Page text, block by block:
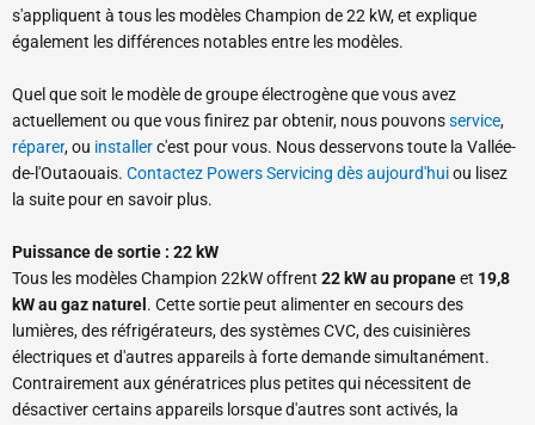
s'appliquent à tous les modèles Champion de 22 kW, et explique
également les différences notables entre les modèles.
Quel que soit le modèle de groupe électrogène que vous avez
actuellement ou que vous finirez par obtenir, nous pouvonsservice,
réparer, ou installerc'est pour vous. Nous desservons toute la Vallée-
de-l'Outaouais. Contactez Powers Servicing dès aujourd'huiou lisez
la suite pour en savoir plus.
Puissance de sortie : 22 kW
Tous les modèles Champion 22kW offrent 22 kW au propaneet 19,8
kW au gaz naturel . Cette sortie peut alimenter en secours des
lumières, des réfrigérateurs, des systèmes CVC, des cuisinières
électriques et d'autres appareils à forte demande simultanément.
Contrairement aux génératrices plus petites qui nécessitent de
désactiver certains appareils lorsque d'autres sont activés, la